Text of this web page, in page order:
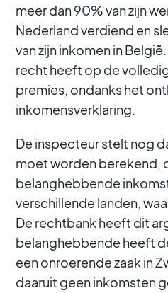
meer dan 90% van zijn
Nederland verdiend en
van zijn inkomen in
recht heeft op de
premies, ondanks het
inkomensverklaring.
De inspecteur stelt nog
moet worden berekend,
belanghebbende
verschillende landen,
De rechtbank heeft dit
belanghebbende heeft
een onroerende zaak in
daaruit geen inkomsten